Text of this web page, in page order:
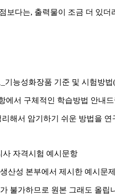
보다는, 출력물이 조금 더 있더
기능성화장품 기준 및 시험방법(
에서 구체적인 학습방법 안내
해서 암기하기 쉬운 방법을
자격시험 예시문항
산성 본부에서 제시한 예시문
불가하므로 원본 그래도 올립